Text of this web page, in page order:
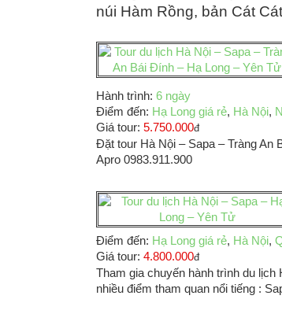
núi Hàm Rồng, bản Cát
Hành trình: 6 ngày
Điểm đến: Hạ Long giá rẻ, Hà Nội,
Giá tour: 5.750.000đ
Đặt tour Hà Nội – Sapa – Tràng An
Apro 0983.911.900
Điểm đến: Hạ Long giá rẻ, Hà Nội,
Giá tour: 4.800.000đ
Tham gia chuyến hành trình du
nhiều điểm tham quan nổi tiếng :